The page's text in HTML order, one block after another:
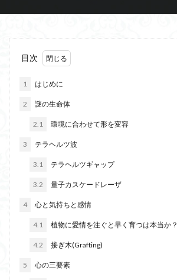
目次
1 はじめに
2 謎の生命体
2.1 環境に合わせて形を変容
3 テラヘルツ波
3.1 テラヘルツギャップ
3.2 量子カスケードレーザ
4 心と気持ちと感情
4.1 植物に愛情を注ぐと早く育つは本当か？
4.2 接ぎ木(Grafting)
5 心の三要素